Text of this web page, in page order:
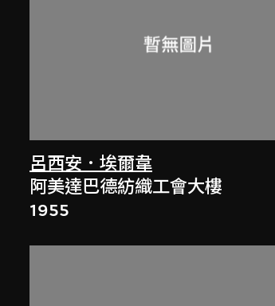
呂西安．埃爾韋
阿美達巴德紡織工會大樓
1955